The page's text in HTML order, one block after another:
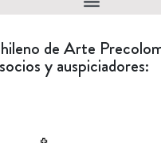
de Arte
y auspiciadores: